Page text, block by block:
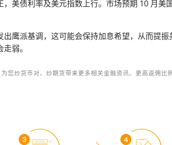
美债利率及美元指数上行。市场预期 10 月美
鹰派基调，这可能会保持加息希望，从而提振
弱。
炒货币对、炒期货带来更多相关金融资讯、更高返佣比